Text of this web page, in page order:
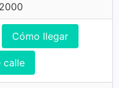
Cómo llegar
calle